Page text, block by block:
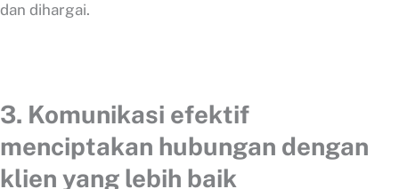
dan dihargai.
3. Komunikasi efektif
menciptakan hubungan dengan
klien yang lebih baik